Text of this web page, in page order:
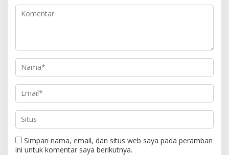
Simpan nama, email, dan situs web saya pada peramban
ini untuk komentar saya berikutnya.